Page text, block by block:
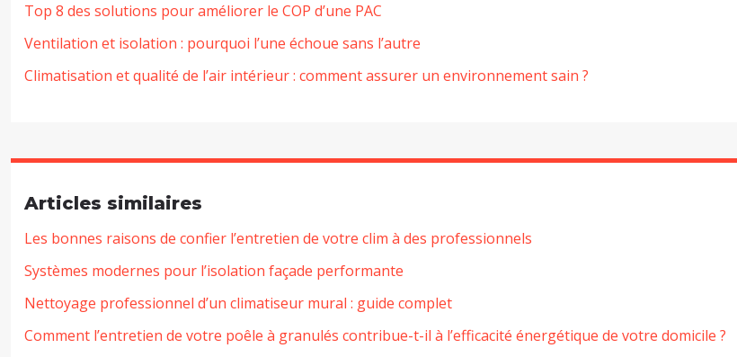
Top 8 des solutions pour améliorer le COP d’une PAC
Ventilation et isolation : pourquoi l’une échoue sans l’autre
Climatisation et qualité de l’air intérieur : comment assurer un environnement sain ?
Articles similaires
Les bonnes raisons de confier l’entretien de votre clim à des professionnels
Systèmes modernes pour l’isolation façade performante
Nettoyage professionnel d’un climatiseur mural : guide complet
Comment l’entretien de votre poêle à granulés contribue-t-il à l’efficacité énergétique de votre domicile ?